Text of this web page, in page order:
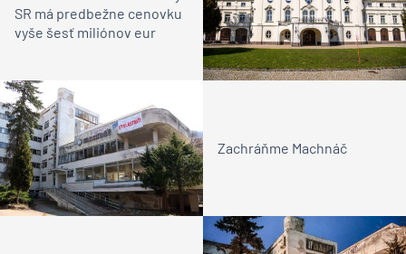
SR má predbežne cenovku
vyše šesť miliónov eur
Zachráňme Machnáč